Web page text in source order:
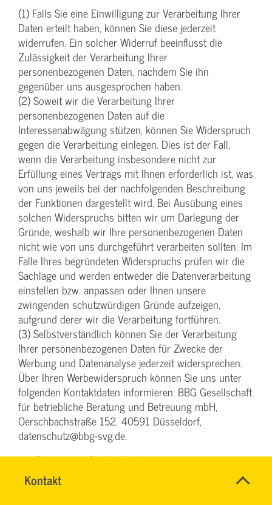
Kontakt
TEAM
Name*
(1) Falls Sie eine Einwilligung zur Verarbeitung Ihrer
Daten erteilt haben, können Sie diese jederzeit
widerrufen. Ein solcher Widerruf beeinflusst die
Zulässigkeit der Verarbeitung Ihrer
personenbezogenen Daten, nachdem Sie ihn
gegenüber uns ausgesprochen haben.
(2) Soweit wir die Verarbeitung Ihrer
personenbezogenen Daten auf die
Interessenabwägung stützen, können Sie Widerspruch
gegen die Verarbeitung einlegen. Dies ist der Fall,
wenn die Verarbeitung insbesondere nicht zur
Erfüllung eines Vertrags mit Ihnen erforderlich ist, was
von uns jeweils bei der nachfolgenden Beschreibung
der Funktionen dargestellt wird. Bei Ausübung eines
solchen Widerspruchs bitten wir um Darlegung der
Gründe, weshalb wir Ihre personenbezogenen Daten
nicht wie von uns durchgeführt verarbeiten sollten. Im
Falle Ihres begründeten Widerspruchs prüfen wir die
Sachlage und werden entweder die Datenverarbeitung
einstellen bzw. anpassen oder Ihnen unsere
zwingenden schutzwürdigen Gründe aufzeigen,
aufgrund derer wir die Verarbeitung fortführen.
(3) Selbstverständlich können Sie der Verarbeitung
Ihrer personenbezogenen Daten für Zwecke der
Werbung und Datenanalyse jederzeit widersprechen.
Über Ihren Werbewiderspruch können Sie uns unter
folgenden Kontaktdaten informieren: BBG Gesellschaft
für betriebliche Beratung und Betreuung mbH,
Oerschbachstraße 152, 40591 Düsseldorf,
datenschutz@bbg-svg.de.
§ 6 Einsatz von Google Analytics
(1) Diese Website benutzt Google Analytics, einen